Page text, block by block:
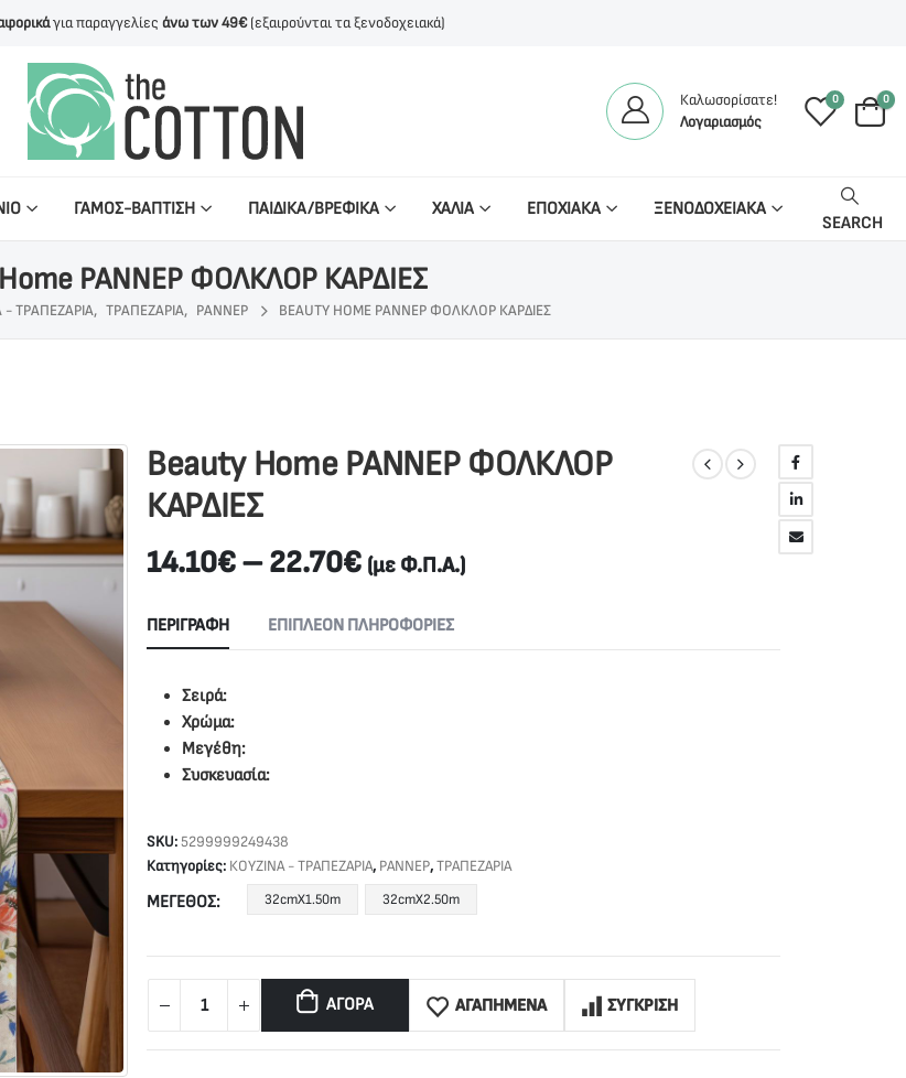
για παραγγελίες άνω των 49€(εξαιρούνται τα ξενοδοχειακά)
Καλωσορίσατε!
Λογαριασμός
0 0
ΓΑΜΟΣ-ΒΑΠΤΙΣΗ ΠΑΙΔΙΚΑ/ΒΡΕΦΙΚΑ ΧΑΛΙΑ ΕΠΟΧΙΑΚΑ ΞΕΝΟΔΟΧΕΙΑΚΑ
SEARCH
ΡΑΝΝΕΡ ΦΟΛΚΛΟΡ ΚΑΡΔΙΕΣ
- ΤΡΑΠΕΖΑΡΙΑ, ΤΡΑΠΕΖΑΡΙΑ, ΡΑΝΝΕΡ BEAUTY HOME ΡΑΝΝΕΡ ΦΟΛΚΛΟΡ ΚΑΡΔΙΕΣ
Beauty Home ΡΑΝΝΕΡ ΦΟΛΚΛΟΡ
ΚΑΡΔΙΕΣ
14.10€–22.70€ (με Φ.Π.Α.)
ΠΕΡΙΓΡΑΦΉ ΕΠΙΠΛΈΟΝ ΠΛΗΡΟΦΟΡΊΕΣ
Σειρά:
Χρώμα:
Μεγέθη:
Συσκευασία:
SKU:5299999249438
Κατηγορίες: ΚΟΥΖΙΝΑ - ΤΡΑΠΕΖΑΡΙΑ, ΡΑΝΝΕΡ,ΤΡΑΠΕΖΑΡΙΑ
ΜΈΓΕΘΟΣ 32cmX1.50m 32cmX2.50m
ΑΓΟΡΆ ΑΓΑΠΗΜΕΝΑ ΣΥΓΚΡΙΣΗ